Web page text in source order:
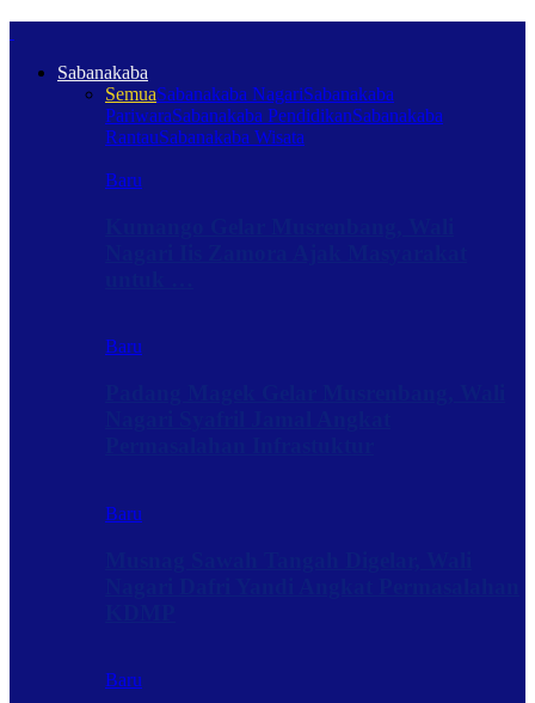
Sabanakaba
SemuaSabanakaba NagariSabanakaba
PariwaraSabanakaba PendidikanSabanakaba
RantauSabanakaba Wisata
Baru
Baru
Baru
Baru